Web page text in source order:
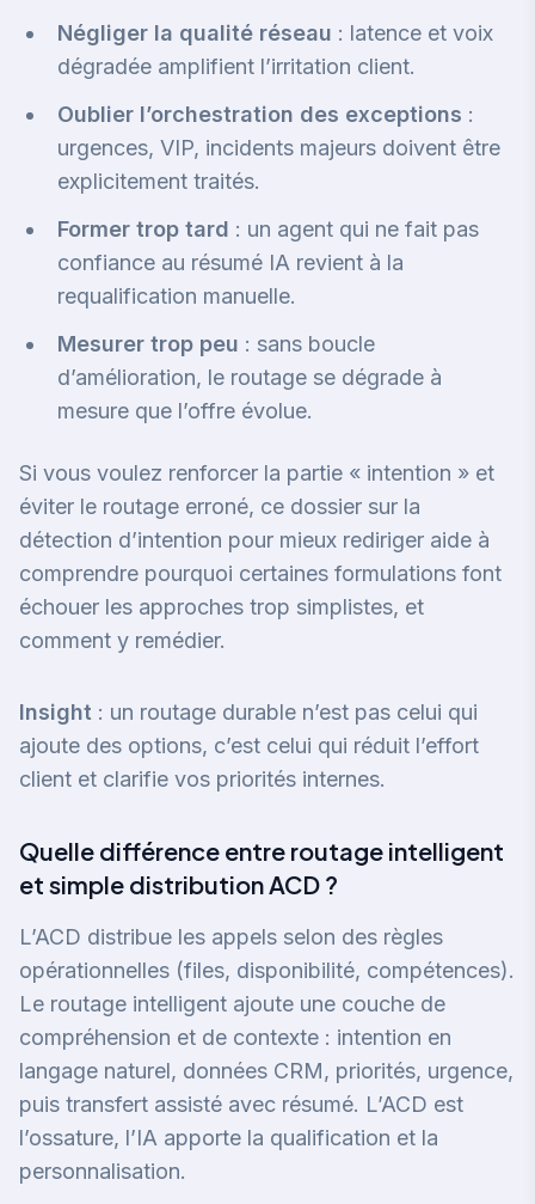
Négliger la qualité réseau : latence et voix
dégradée amplifient l’irritation client.
Oublier l’orchestration des exceptions :
urgences, VIP, incidents majeurs doivent être
explicitement traités.
Former trop tard : un agent qui ne fait pas
confiance au résumé IA revient à la
requalification manuelle.
Mesurer trop peu : sans boucle
d’amélioration, le routage se dégrade à
mesure que l’offre évolue.
Si vous voulez renforcer la partie « intention » et
éviter le routage erroné, ce dossier sur la
détection d’intention pour mieux rediriger aide à
comprendre pourquoi certaines formulations font
échouer les approches trop simplistes, et
comment y remédier.
Insight : un routage durable n’est pas celui qui
ajoute des options, c’est celui qui réduit l’effort
client et clarifie vos priorités internes.
Quelle différence entre routage intelligent
et simple distribution ACD ?
L’ACD distribue les appels selon des règles
opérationnelles (files, disponibilité, compétences).
Le routage intelligent ajoute une couche de
compréhension et de contexte : intention en
langage naturel, données CRM, priorités, urgence,
puis transfert assisté avec résumé. L’ACD est
l’ossature, l’IA apporte la qualification et la
personnalisation.